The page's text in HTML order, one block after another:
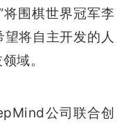
将围棋世界冠军李
将自主开发的人
域。
公司联合创